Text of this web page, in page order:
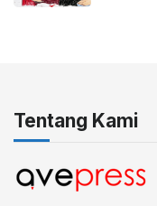
Tentang Kami